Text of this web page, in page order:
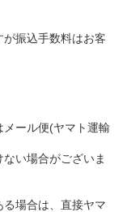
振込手数料はお客
ール便(ヤマト運輸
い場合がございま
場合は、直接ヤマ